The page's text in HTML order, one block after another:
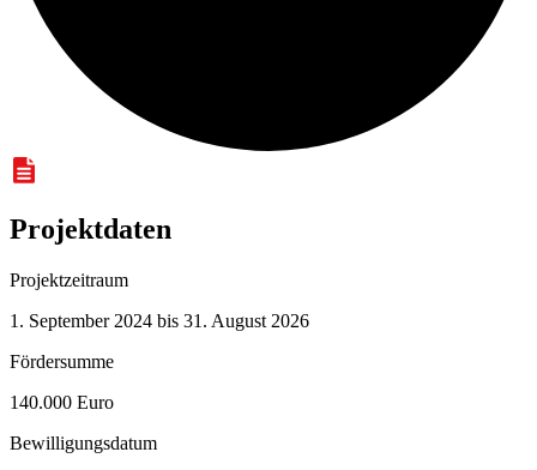
Projektdaten
Projektzeitraum
1. September 2024 bis 31. August 2026
Fördersumme
140.000 Euro
Bewilligungsdatum